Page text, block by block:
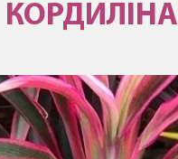
КОРДИЛІНА